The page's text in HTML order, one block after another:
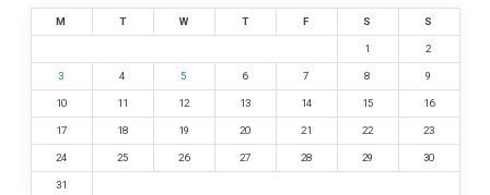
M T W T F S S
1 2
3 4 5 6 7 8 9
10 11 12 13 14 15 16
17 18 19 20 21 22 23
24 25 26 27 28 29 30
31